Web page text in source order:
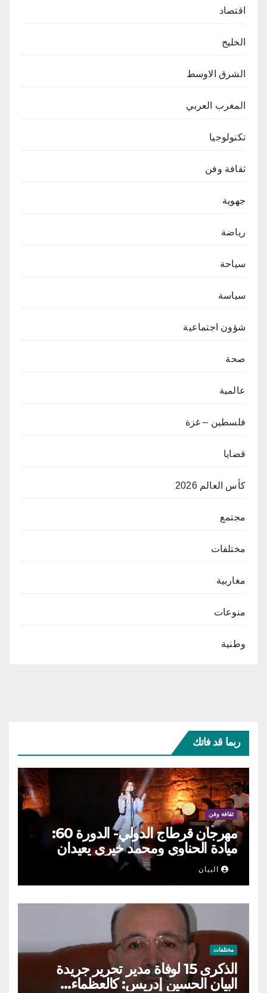
اقتصاد
الخليج
الشرق الاوسط
المغرب العربي
تكنولوجيا
ثقافة وفن
جهوية
رياضة
سياحة
سياسة
شؤون اجتماعية
صحة
عالمية
فلسطين – غزة
قضايا
كأس العالم 2026
مجتمع
مختلفات
مغاربية
منوعات
وطنية
ربما قد فاتك
ثقافة وفن
مهرجان قرطاج الدولي- الدورة 60:
ميادة الحناوي ومحمد خيري يعيدان
الطرب السوري إلى ركح قرطاج
البيان
مختلفات
الذكرى 15 لوفاة مدير تحرير جريدة
البيان الحسين إدريس: كالعظماء…